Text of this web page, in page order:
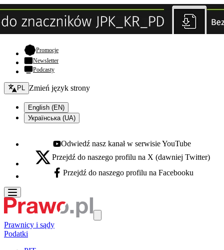
Promocje- otwiera się w nowej karcie
Newsletter
Podcasty
Zmień język - bieżący:
PL Zmień język strony
English (EN)
Українська (UA)
Youtube - otwiera się w nowej karcie
Odwiedź nasz kanał w serwisie YouTube
X - otwiera się w nowej karcie
Przejdź do naszego profilu na X (dawniej Twitter)
Facebook - otwiera się w nowej karcie
Przejdź do naszego profilu na Facebooku
Prawnicy i sądy
Podatki